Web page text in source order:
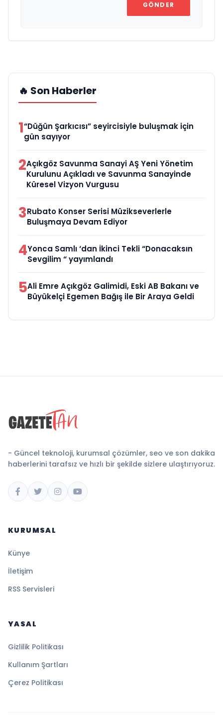
GÖNDER
🔥 Son Haberler
1“Düğün Şarkıcısı” seyircisiyle buluşmak için
gün sayıyor
2Açıkgöz Savunma Sanayi AŞ Yeni Yönetim
Kurulunu Açıkladı ve Savunma Sanayinde
Küresel Vizyon Vurgusu
3Rubato Konser Serisi Müzikseverlerle
Buluşmaya Devam Ediyor
4Yonca Samlı ‘dan İkinci Tekli “Donacaksın
Sevgilim “ yayımlandı
5Ali Emre Açıkgöz Galimidi, Eski AB Bakanı ve
Büyükelçi Egemen Bağış ile Bir Araya Geldi
- Güncel teknoloji, kurumsal çözümler, seo ve son dakika
haberlerini tarafsız ve hızlı bir şekilde sizlere ulaştırıyoruz.
KURUMSAL
Künye
İletişim
RSS Servisleri
YASAL
Gizlilik Politikası
Kullanım Şartları
Çerez Politikası